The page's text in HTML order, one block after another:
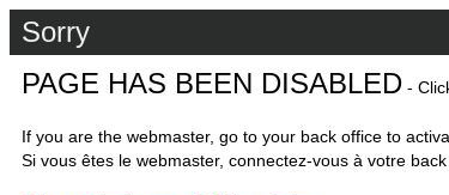
Sorry
PAGE HAS BEEN DISABLED -
If you are the webmaster, go to your back office to
Si vous êtes le webmaster, connectez-vous à votre